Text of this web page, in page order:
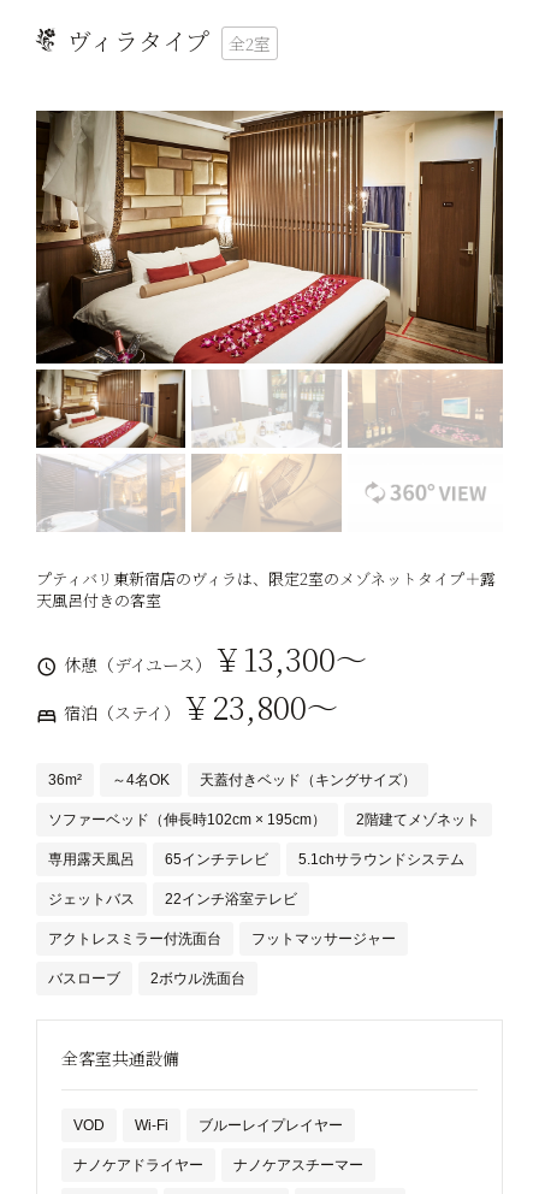
ヴィラタイプ 全2室
プティバリ東新宿店のヴィラは、限定2室のメゾネットタイプ＋露
天風呂付きの客室
休憩（デイユース） ￥13,300～
宿泊（ステイ） ￥23,800～
36m² ～4名OK 天蓋付きベッド（キングサイズ）
ソファーベッド（伸長時102cm × 195cm） 2階建てメゾネット
専用露天風呂 65インチテレビ 5.1chサラウンドシステム
ジェットバス 22インチ浴室テレビ
アクトレスミラー付洗面台 フットマッサージャー
バスローブ 2ボウル洗面台
全客室共通設備
VOD Wi-Fi ブルーレイプレイヤー
ナノケアドライヤー ナノケアスチーマー